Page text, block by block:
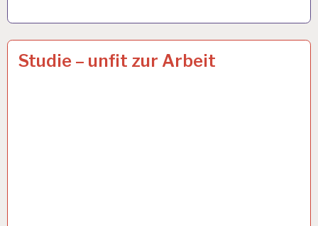
50PLUS…
Studie – unfit zur Arbeit
19 APR. 2021